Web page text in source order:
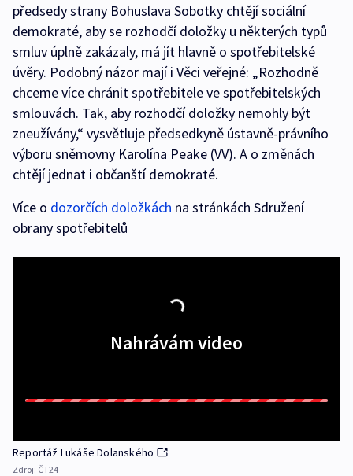
předsedy strany Bohuslava Sobotky chtějí sociální
demokraté, aby se rozhodčí doložky u některých typů
smluv úplně zakázaly, má jít hlavně o spotřebitelské
úvěry. Podobný názor mají i Věci veřejné: „Rozhodně
chceme více chránit spotřebitele ve spotřebitelských
smlouvách. Tak, aby rozhodčí doložky nemohly být
zneužívány,“ vysvětluje předsedkyně ústavně-právního
výboru sněmovny Karolína Peake (VV). A o změnách
chtějí jednat i občanští demokraté.
Více o dozorčích doložkách na stránkách Sdružení
obrany spotřebitelů
Nahrávám video
Reportáž Lukáše Dolanského
Zdroj: ČT24